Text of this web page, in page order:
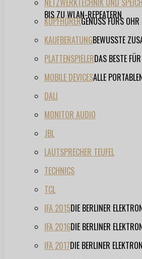
NETZWERKTECHNIK UND
BIS ZU WLAN-REPEATERN
KOPFHÖRERGENUSS FÜRS OHR
KAUFBERATUNGBEWUSSTE
PLATTENSPIELERDAS BESTE
MOBILE DEVICESALLE
DALI
MONITOR AUDIO
JBL
LAUTSPRECHER TEUFEL
TECHNICS
TCL
IFA 2015DIE BERLINER
IFA 2016DIE BERLINER
IFA 2017DIE BERLINER